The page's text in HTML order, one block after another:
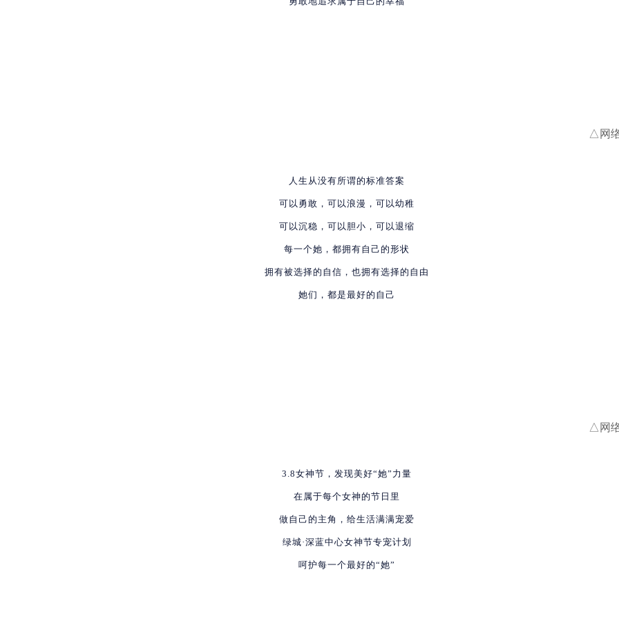
△网
人生从没有所谓的标准答案
可以勇敢，可以浪漫，可以幼稚
可以沉稳，可以胆小，可以退缩
每一个她，都拥有自己的形状
拥有被选择的自信，也拥有选择的自由
她们，都是最好的自己
△网
3.8女神节，发现美好“她”力量
在属于每个女神的节日里
做自己的主角，给生活满满宠爱
绿城·深蓝中心女神节专宠计划
呵护每一个最好的“她”